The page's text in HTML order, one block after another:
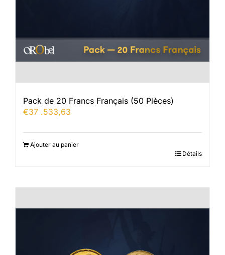
Pack de 20 Francs Français (50 Pièces)
€37 .533,63
Ajouter au panier
Détails